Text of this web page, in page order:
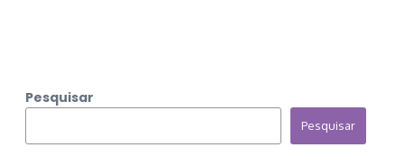
Pesquisar
Pesquisar